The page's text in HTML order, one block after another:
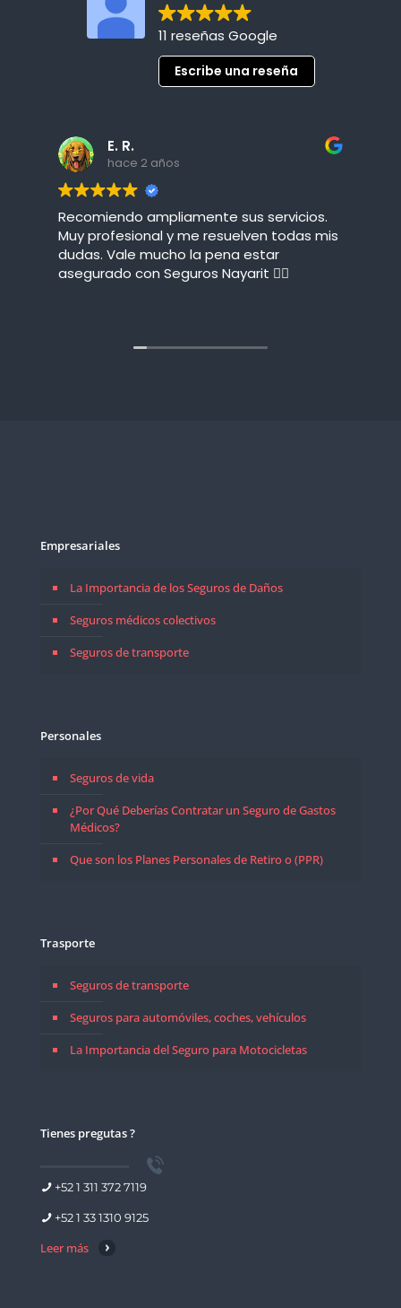
11 reseñas Google
Escribe una reseña
E. R.
hace 2 años
Recomiendo ampliamente sus servicios.
Muy profesional y me resuelven todas mis
dudas. Vale mucho la pena estar
asegurado con Seguros Nayarit 👌🏻
Empresariales
La Importancia de los Seguros de Daños
Seguros médicos colectivos
Seguros de transporte
Personales
Seguros de vida
¿Por Qué Deberías Contratar un Seguro de Gastos
Médicos?
Que son los Planes Personales de Retiro o (PPR)
Trasporte
Seguros de transporte
Seguros para automóviles, coches, vehículos
La Importancia del Seguro para Motocicletas
Tienes pregutas ?
+52 1 311 372 7119
+52 1 33 1310 9125
Leer más